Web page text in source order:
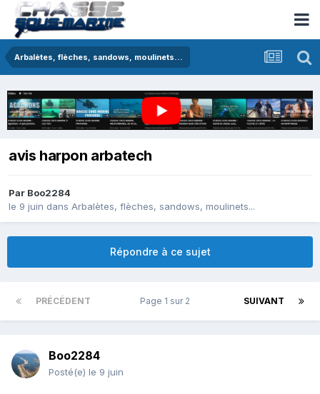
Arbalètes, flèches, sandows, moulinets...
avis harpon arbatech
Par Boo2284
le 9 juin dans Arbalètes, flèches, sandows, moulinets...
Répondre à ce sujet
PRÉCÉDENT SUIVANT
Page 1 sur 2
Boo2284
Posté(e) le 9 juin